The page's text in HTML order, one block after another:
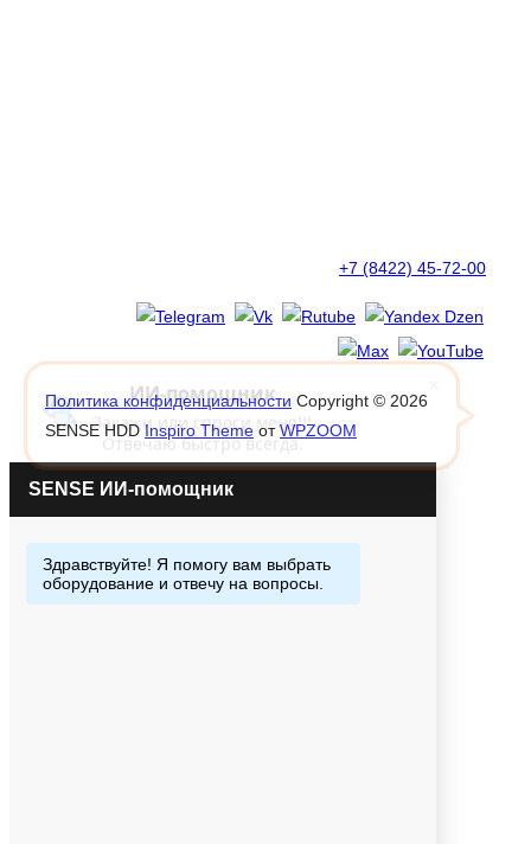
ИИ-помощник
Закажи или спроси меня!!!
Отвечаю быстро всегда.
+7 (8422) 45-72-00
Политика конфиденциальности Copyright © 2026
SENSE HDD Inspiro Theme отWPZOOM